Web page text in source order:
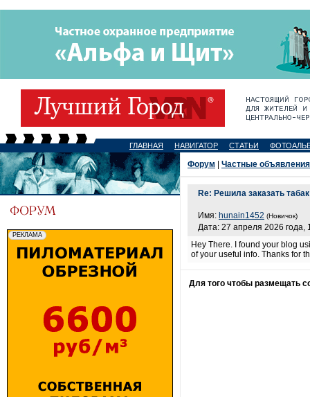
ГЛАВНАЯ НАВИГАТОР СТАТЬИ
Форум Частные объявления
Re: Решила заказать
Имя: hunain1452 (Новичок)
Дата: 27 апреля 2026 года,
Hey There. I found your blog
of your useful info. Thanks for
Для того чтобы размещать